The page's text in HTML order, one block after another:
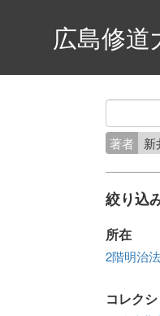
広島修
著者 新
絞り込
所在
2階明治
コレク